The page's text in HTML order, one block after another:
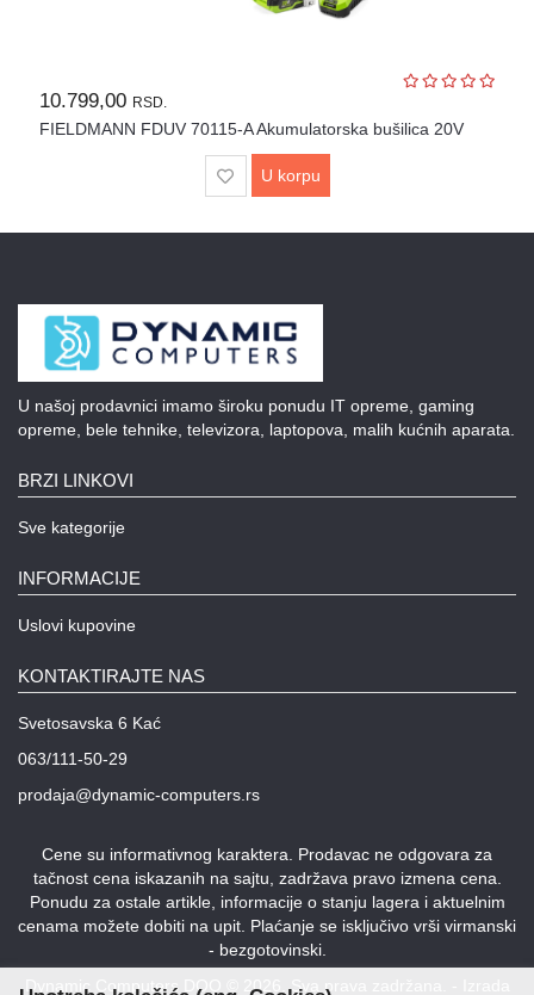
10.799,00 RSD.
FIELDMANN FDUV 70115-A Akumulatorska bušilica 20V
U korpu
U našoj prodavnici imamo široku ponudu IT opreme, gaming
opreme, bele tehnike, televizora, laptopova, malih kućnih aparata.
BRZI LINKOVI
Sve kategorije
INFORMACIJE
Uslovi kupovine
KONTAKTIRAJTE NAS
Svetosavska 6 Kać
063/111-50-29
prodaja@dynamic-computers.rs
Cene su informativnog karaktera. Prodavac ne odgovara za
tačnost cena iskazanih na sajtu, zadržava pravo izmena cena.
Ponudu za ostale artikle, informacije o stanju lagera i aktuelnim
cenama možete dobiti na upit. Plaćanje se isključivo vrši virmanski
- bezgotovinski.
Dynamic Computers DOO © 2026. Sva prava zadržana. -